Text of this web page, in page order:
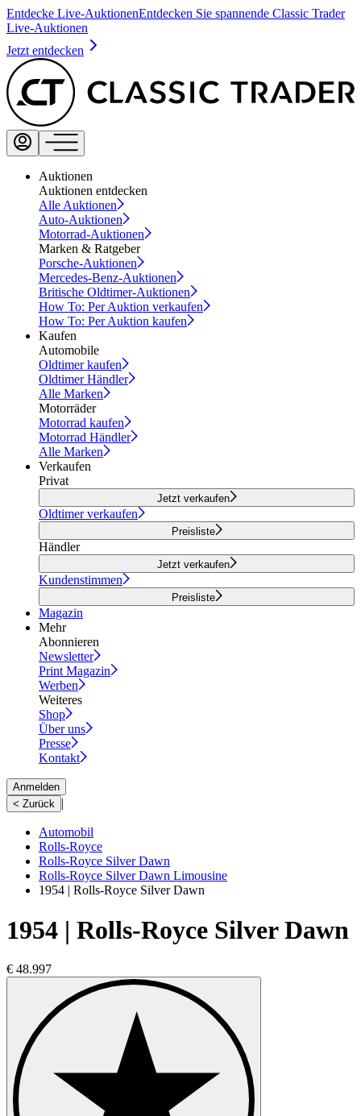
Entdecke Live-AuktionenEntdecken Sie spannende Classic Trader
Live-Auktionen
Jetzt entdecken
Auktionen
Auktionen entdecken
Alle Auktionen
Auto-Auktionen
Motorrad-Auktionen
Marken & Ratgeber
Porsche-Auktionen
Mercedes-Benz-Auktionen
Britische Oldtimer-Auktionen
How To: Per Auktion verkaufen
How To: Per Auktion kaufen
Kaufen
Automobile
Oldtimer kaufen
Oldtimer Händler
Alle Marken
Motorräder
Motorrad kaufen
Motorrad Händler
Alle Marken
Verkaufen
Privat
Jetzt verkaufen
Oldtimer verkaufen
Preisliste
Händler
Jetzt verkaufen
Kundenstimmen
Preisliste
Magazin
Mehr
Abonnieren
Newsletter
Print Magazin
Werben
Weiteres
Shop
Über uns
Presse
Kontakt
Anmelden
< Zurück |
Automobil
Rolls-Royce
Rolls-Royce Silver Dawn
Rolls-Royce Silver Dawn Limousine
1954 | Rolls-Royce Silver Dawn
1954 | Rolls-Royce Silver Dawn
€ 48.997